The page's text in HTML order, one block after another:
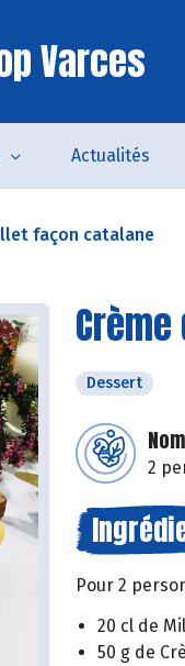
Varces
Actualités
façon catalane
Dessert
2
Pour 2
20 cl de
50 g de